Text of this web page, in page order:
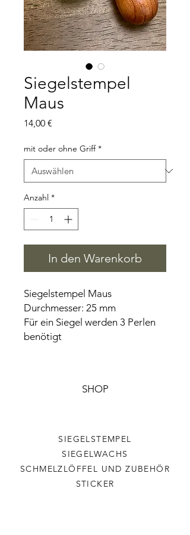
Siegelstempel
Maus
14,00 €
mit oder ohne Griff *
Anzahl *
In den Warenkorb
Siegelstempel Maus
Durchmesser: 25 mm
Für ein Siegel werden 3 Perlen
benötigt
SHOP
SIEGELSTEMPEL
SIEGELWACHS
SCHMELZLÖFFEL UND ZUBEHÖR
STICKER